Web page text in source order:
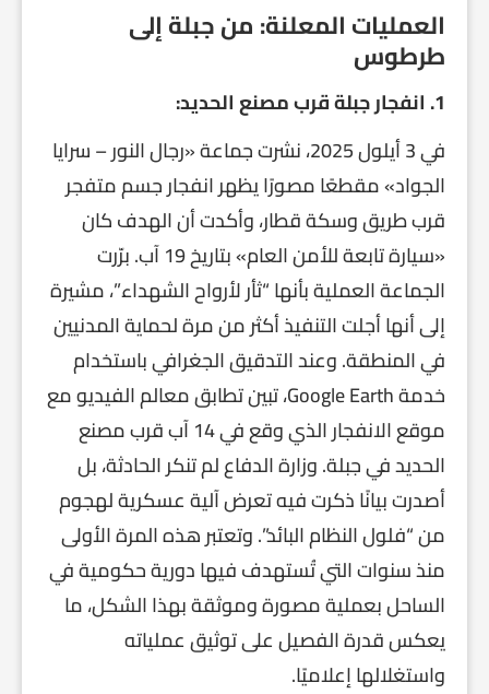
العمليات المعلنة: من جبلة إلى
طرطوس
1. انفجار جبلة قرب مصنع الحديد:
في 3 أيلول 2025، نشرت جماعة «رجال النور – سرايا
الجواد» مقطعًا مصورًا يظهر انفجار جسم متفجر
قرب طريق وسكة قطار، وأكدت أن الهدف كان
«سيارة تابعة للأمن العام» بتاريخ 19 آب. برّرت
الجماعة العملية بأنها “ثأر لأرواح الشهداء”، مشيرة
إلى أنها أجلت التنفيذ أكثر من مرة لحماية المدنيين
في المنطقة. وعند التدقيق الجغرافي باستخدام
خدمة Google Earth، تبين تطابق معالم الفيديو مع
موقع الانفجار الذي وقع في 14 آب قرب مصنع
الحديد في جبلة. وزارة الدفاع لم تنكر الحادثة، بل
أصدرت بيانًا ذكرت فيه تعرض آلية عسكرية لهجوم
من “فلول النظام البائد”. وتعتبر هذه المرة الأولى
منذ سنوات التي تُستهدف فيها دورية حكومية في
الساحل بعملية مصورة وموثقة بهذا الشكل، ما
يعكس قدرة الفصيل على توثيق عملياته
واستغلالها إعلاميًا.